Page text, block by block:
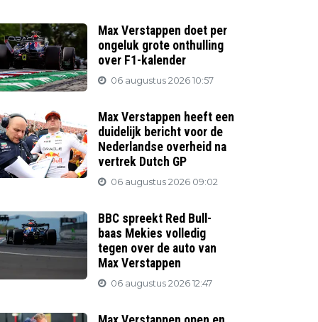
Max Verstappen doet per
ongeluk grote onthulling
over F1-kalender
06 augustus 2026 10:57
Max Verstappen heeft een
duidelijk bericht voor de
Nederlandse overheid na
vertrek Dutch GP
06 augustus 2026 09:02
BBC spreekt Red Bull-
baas Mekies volledig
tegen over de auto van
Max Verstappen
06 augustus 2026 12:47